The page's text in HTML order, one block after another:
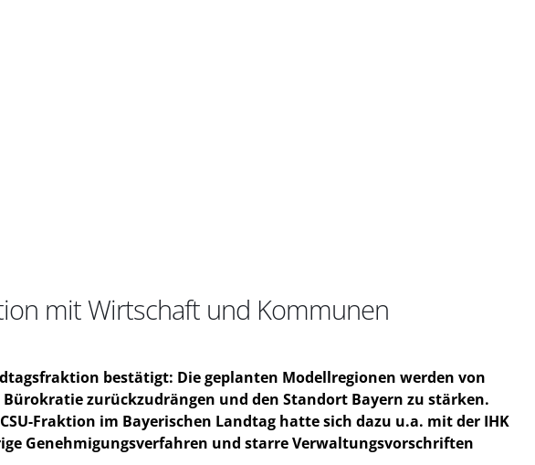
mit Wirtschaft und Kommunen
bestätigt: Die geplanten Modellregionen werden von
zurückzudrängen und den Standort Bayern zu stärken.
Fraktion im Bayerischen Landtag hatte sich dazu u.a. mit der IHK
Genehmigungsverfahren und starre Verwaltungsvorschriften